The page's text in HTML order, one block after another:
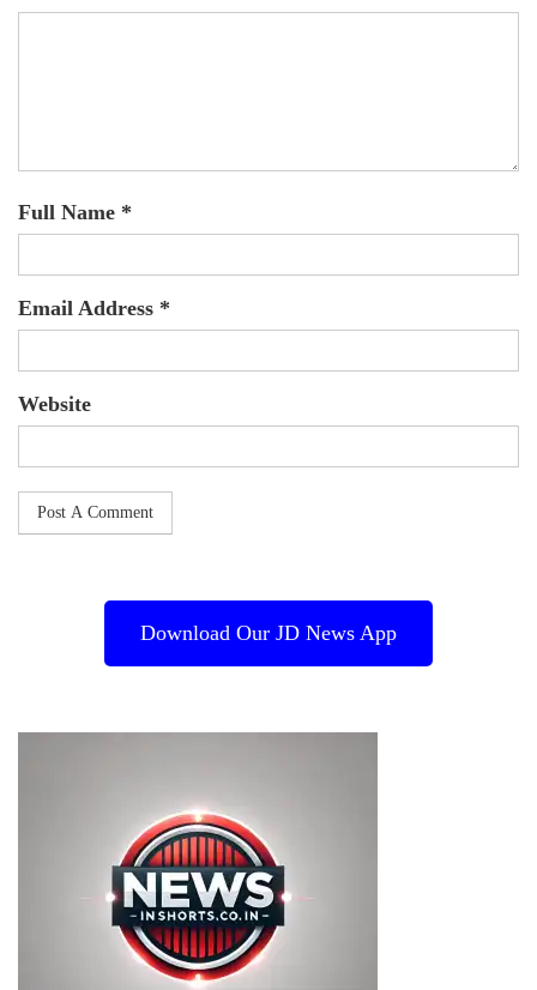
Full Name *
Email Address *
Website
Download Our JD News App